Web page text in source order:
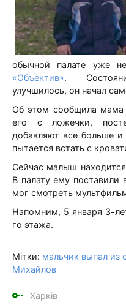
обычной палате уже
«Объектив».
улучшилось, он начал
Об этом сообщила мама
его с ложечки,
добавляют все больше
пытается встать с
Сейчас малыш
В палату ему поставили
мог смотреть
Напомним, 5 января 3-
го этажа.
Мітки: мальчик выпал из
Михайлов
Харків